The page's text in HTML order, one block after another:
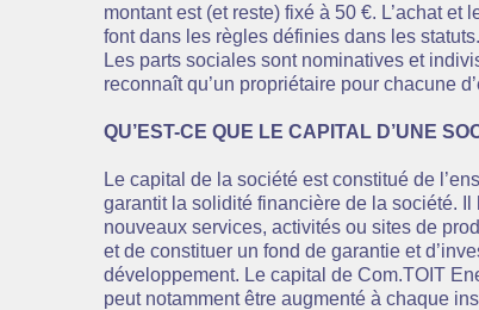
montant est (et reste) fixé à 50 €. L’achat et
font dans les règles définies dans les statuts.
Les parts sociales sont nominatives et
reconnaît qu’un propriétaire pour chacune
QU’EST-CE QUE LE CAPITAL D’UNE
Le capital de la société est constitué de
garantit la solidité financière de la société.
nouveaux services, activités ou sites de
et de constituer un fond de garantie et
développement. Le capital de Com.TOIT
peut notamment être augmenté à chaque